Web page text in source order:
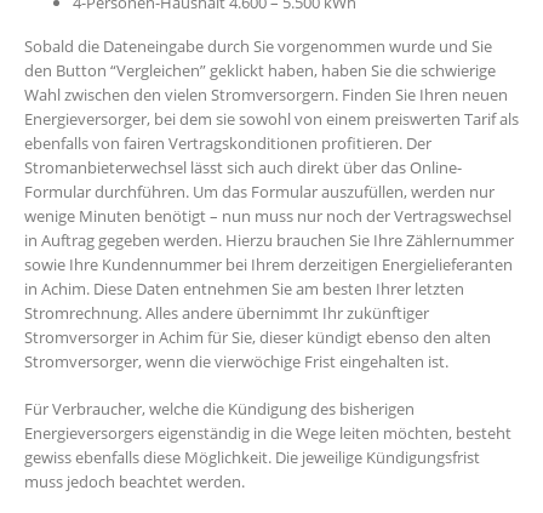
Sobald die Dateneingabe durch Sie vorgenommen wurde und Sie
den Button “Vergleichen” geklickt haben, haben Sie die schwierige
Wahl zwischen den vielen Stromversorgern. Finden Sie Ihren neuen
Energieversorger, bei dem sie sowohl von einem preiswerten Tarif als
ebenfalls von fairen Vertragskonditionen profitieren. Der
Stromanbieterwechsel lässt sich auch direkt über das Online-
Formular durchführen. Um das Formular auszufüllen, werden nur
wenige Minuten benötigt – nun muss nur noch der Vertragswechsel
in Auftrag gegeben werden. Hierzu brauchen Sie Ihre Zählernummer
sowie Ihre Kundennummer bei Ihrem derzeitigen Energielieferanten
in Achim. Diese Daten entnehmen Sie am besten Ihrer letzten
Stromrechnung. Alles andere übernimmt Ihr zukünftiger
Stromversorger in Achim für Sie, dieser kündigt ebenso den alten
Stromversorger, wenn die vierwöchige Frist eingehalten ist.
Für Verbraucher, welche die Kündigung des bisherigen
Energieversorgers eigenständig in die Wege leiten möchten, besteht
gewiss ebenfalls diese Möglichkeit. Die jeweilige Kündigungsfrist
muss jedoch beachtet werden.